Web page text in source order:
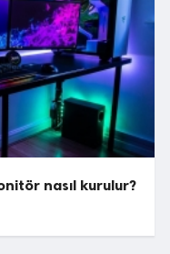
nasıl kurulur?